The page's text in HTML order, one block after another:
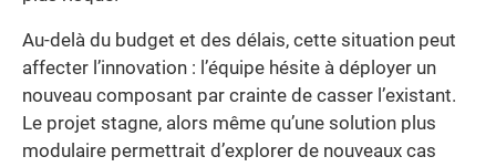
Au-delà du budget et des délais, cette situation peut
affecter l’innovation : l’équipe hésite à déployer un
nouveau composant par crainte de casser l’existant.
Le projet stagne, alors même qu’une solution plus
modulaire permettrait d’explorer de nouveaux cas